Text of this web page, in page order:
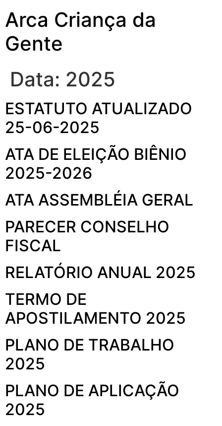
Arca Criança da
Gente
Data: 2025
ESTATUTO ATUALIZADO
25-06-2025
ATA DE ELEIÇÃO BIÊNIO
2025-2026
ATA ASSEMBLÉIA GERAL
PARECER CONSELHO
FISCAL
RELATÓRIO ANUAL 2025
TERMO DE
APOSTILAMENTO 2025
PLANO DE TRABALHO
2025
PLANO DE APLICAÇÃO
2025